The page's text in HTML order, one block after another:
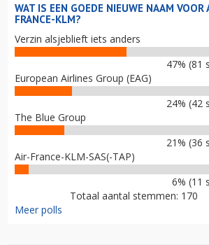
WAT IS EEN GOEDE NIEUWE NAAM VOOR
FRANCE-KLM?
Verzin alsjeblieft iets anders
47% (81
European Airlines Group (EAG)
24% (42
The Blue Group
21% (36
Air-France-KLM-SAS(-TAP)
6% (11
Totaal aantal stemmen: 170
Meer polls